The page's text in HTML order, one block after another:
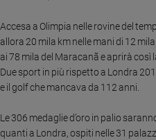
Santo
del
giorno
valori
Accesa a Olimpia nelle rovine del
allora 20 mila km nelle mani di 12
ai 78 mila del Maracanã e aprirà così
Due sport in più rispetto a Londra
e il golf che mancava da 112 anni.
Le 306 medaglie d’oro in palio
quanti a Londra, ospiti nelle 31